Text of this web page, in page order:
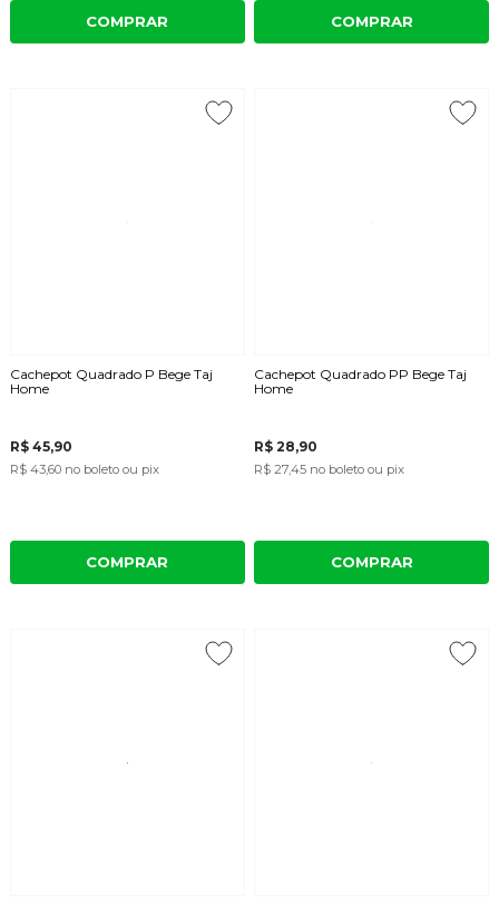
COMPRAR COMPRAR
Cachepot Quadrado P Bege Taj
Home
R$ 45,90
R$ 43,60 no boleto ou pix
COMPRAR
Cachepot Quadrado PP Bege Taj
Home
R$ 28,90
R$ 27,45 no boleto ou pix
COMPRAR